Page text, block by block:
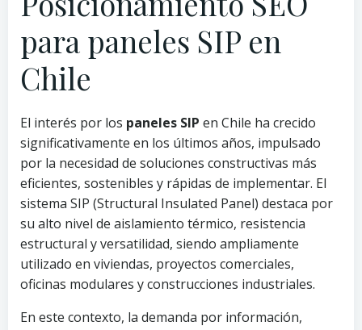
para paneles SIP en
Chile
El interés por los paneles SIP en Chile ha crecido
significativamente en los últimos años, impulsado
por la necesidad de soluciones constructivas más
eficientes, sostenibles y rápidas de implementar. El
sistema SIP (Structural Insulated Panel) destaca por
su alto nivel de aislamiento térmico, resistencia
estructural y versatilidad, siendo ampliamente
utilizado en viviendas, proyectos comerciales,
oficinas modulares y construcciones industriales.
En este contexto, la demanda por información,